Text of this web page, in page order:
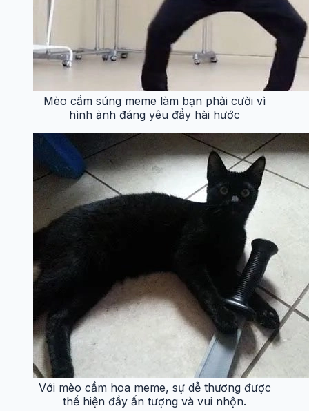
Mèo cầm súng meme làm bạn phải cười vì
hình ảnh đáng yêu đầy hài hước
Với mèo cầm hoa meme, sự dễ thương được
thể hiện đầy ấn tượng và vui nhộn.